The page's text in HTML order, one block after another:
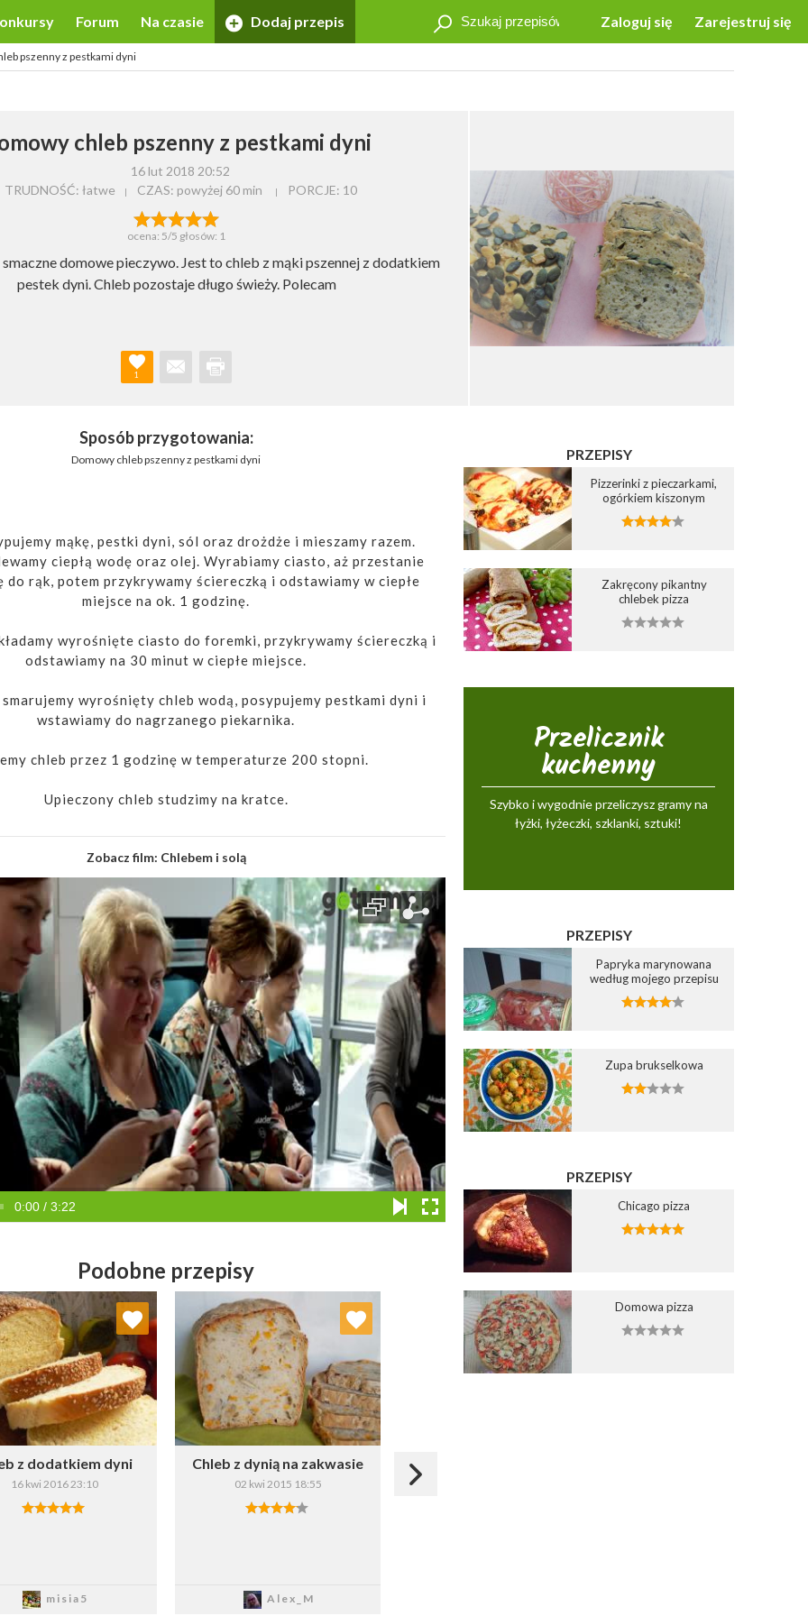
Zaloguj się Zarejestruj się
Forum Na czasie Dodaj przepis
pszenny z pestkami dyni
chleb pszenny z pestkami dyni
16 lut 2018 20:52
TRUDNOŚĆ: łatwe
CZAS: powyżej 60 min PORCJE: 10
ocena: 5/5 głosów: 1
domowe pieczywo. Jest to chleb z mąki pszennej z dodatkiem
pestek dyni. Chleb pozostaje długo świeży. Polecam
1
Sposób przygotowania:
Domowy chleb pszenny z pestkami dyni
mąkę, pestki dyni, sól oraz drożdże i mieszamy razem.
ciepłą wodę oraz olej. Wyrabiamy ciasto, aż przestanie
do rąk, potem przykrywamy ściereczką i odstawiamy w ciepłe
miejsce na ok. 1 godzinę.
wyrośnięte ciasto do foremki, przykrywamy ściereczką i
odstawiamy na 30 minut w ciepłe miejsce.
wyrośnięty chleb wodą, posypujemy pestkami dyni i
wstawiamy do nagrzanego piekarnika.
chleb przez 1 godzinę w temperaturze 200 stopni.
Upieczony chleb studzimy na kratce.
Zobacz film: Chlebem i solą
0:00 / 3:22
Podobne przepisy
z dodatkiem dyni
16 kwi 2016 23:10
misia5
do ulubionych
Wybierz listę:
Zapisz
Chleb z dynią na zakwasie
02 kwi 2015 18:55
Alex_M
Dodaj do ulubionych
Wybierz listę:
Zapisz
1
Dodaj do ulubionych
Wybierz listę:
Dodaj do ulubionych
PRZEPISY
Pizzerinki z pieczarkami,
ogórkiem kiszonym
Zakręcony pikantny
chlebek pizza
Przelicznik
kuchenny
Szybko i wygodnie przeliczysz gramy na
łyżki, łyżeczki, szklanki, sztuki!
PRZEPISY
Papryka marynowana
według mojego przepisu
Zupa brukselkowa
PRZEPISY
Chicago pizza
Domowa pizza